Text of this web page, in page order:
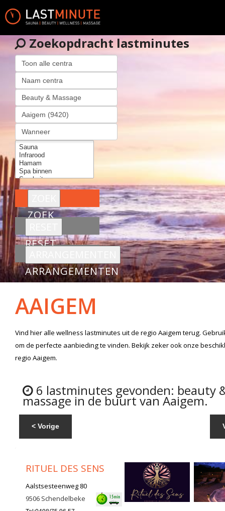
Zoekopdracht lastminutes
ZOEK
RESET
ARRANGEMENTEN
AAIGEM
Vind hier alle wellness lastminutes uit de regio Aaigemterug.
om de perfecte aanbieding te vinden. Bekijk zeker ook onze
regio Aaigem.
6 lastminutes gevonden: beauty
massage in de buurt van Aaigem.
< Vorige
RITUEL DES SENS
Aalstsesteenweg 80
9506 Schendelbeke